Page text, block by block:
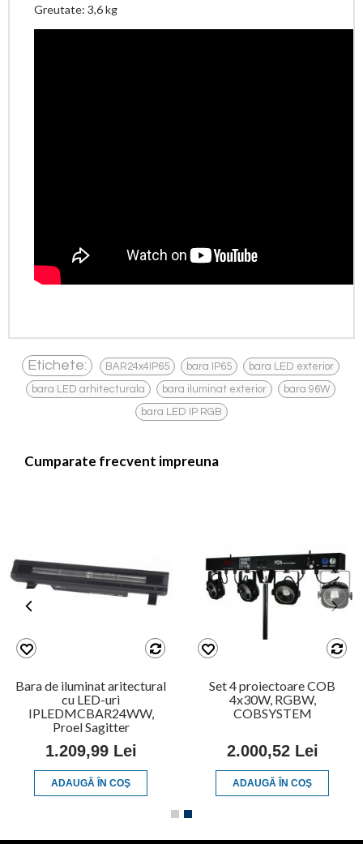
Greutate: 3,6 kg
Etichete: BAR24x4IP65 , bara IP65 , bara LED exterior ,
bara LED arhitecturala , bara iluminat exterior , bara 96W ,
bara LED IP RGB
Cumparate frecvent impreuna
Bara de iluminat aritectural
cu LED-uri
IPLEDMCBAR24WW,
Proel Sagitter
1.209,99 Lei
ADAUGĂ ÎN COŞ
Set 4 proiectoare COB
4x30W, RGBW,
COBSYSTEM
2.000,52 Lei
ADAUGĂ ÎN COŞ